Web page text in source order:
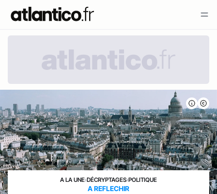
A LA UNE›DÉCRYPTAGES›POLITIQUE
A REFLECHIR